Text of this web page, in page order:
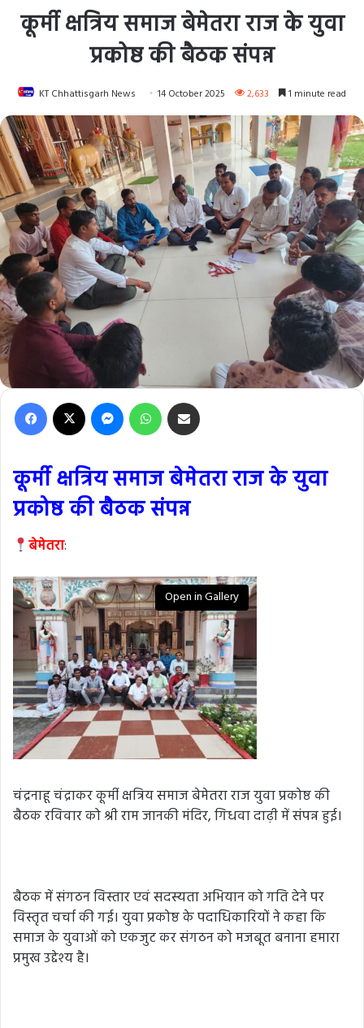
कूर्मी क्षत्रिय समाज बेमेतरा राज के युवा
प्रकोष्ठ की बैठक संपन्न
KT Chhattisgarh News 14 October 2025 2,633 1 minute read
Facebook Messenger WhatsApp
कूर्मी क्षत्रिय समाज बेमेतरा राज के युवा
प्रकोष्ठ की बैठक संपन्न
बेमेतरा:
Open in Gallery
चंद्रनाहू चंद्राकर कूर्मी क्षत्रिय समाज बेमेतरा राज युवा प्रकोष्ठ की
बैठक रविवार को श्री राम जानकी मंदिर, गिधवा दाढ़ी में संपन्न हुई।
बैठक में संगठन विस्तार एवं सदस्यता अभियान को गति देने पर
विस्तृत चर्चा की गई। युवा प्रकोष्ठ के पदाधिकारियों ने कहा कि
समाज के युवाओं को एकजुट कर संगठन को मजबूत बनाना हमारा
प्रमुख उद्देश्य है।